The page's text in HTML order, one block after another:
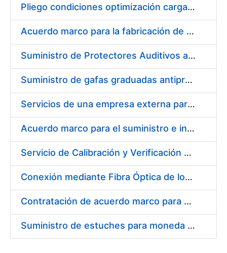
Mostrar/Ocultar Pliego condiciones optimización cargas compras firmado
Acuerdo marco para la fabricación de piezas
Suministro de Protectores Auditivos a medida para las personas trabajadoras de los Centros de Trabajo de Madrid y Burgos
Suministro de gafas graduadas antiproyecciones para los trabajadores de la FNMT-RCM en los centros de trabajo de Madrid y Burgos
Servicios de una empresa externa para el asesoramiento y resolución de los recursos de alzada que se presentan relacionados con procesos de selección para la FNMT-RCM
Acuerdo marco para el suministro e instalación de persianas, estores y otros complementos
Servicio de Calibración y Verificación Externa de los Equipos de Medición del Servicio de Prevención de la FNMT-RCM
Conexión mediante Fibra Óptica de los Centros de Proceso de Datos (CPDs) de las sedes de la FNMT-RCM de Burgos y Madrid
Contratación de acuerdo marco para el Suministro de Material de Electricidad para la Fábrica Nacional de Moneda y Timbre-Real Casa de la Moneda en su centro de trabajo de Burgos
Suministro de estuches para moneda de 30 €